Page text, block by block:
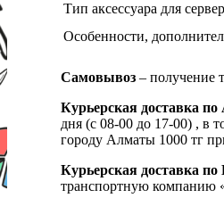
Тип аксессуара для
Особенности,
Самовывоз – получение
Курьерская доставка
дня (с 08-00 до 17-00) , в
городу Алматы 1000 тг
Курьерская доставка по
транспортную